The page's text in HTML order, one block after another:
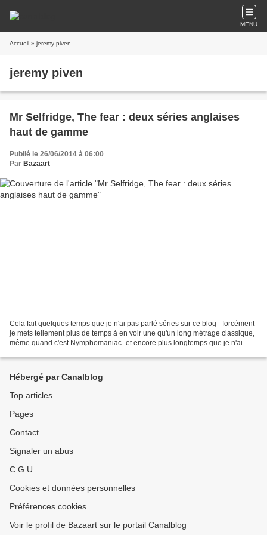
MENU
Accueil » jeremy piven
jeremy piven
Mr Selfridge, The fear : deux séries anglaises
haut de gamme
Publié le 26/06/2014 à 06:00
Par Bazaart
Cela fait quelques temps que je n'ai pas parlé séries sur ce blog - forcément
je mets tellement plus de temps à en voir une qu'un long métrage classique,
même quand c'est Nymphomaniac- et encore plus longtemps que je n'ai
Hébergé par Canalblog
Top articles
Pages
Contact
Signaler un abus
C.G.U.
Cookies et données personnelles
Préférences cookies
Voir le profil de Bazaart sur le portail Canalblog